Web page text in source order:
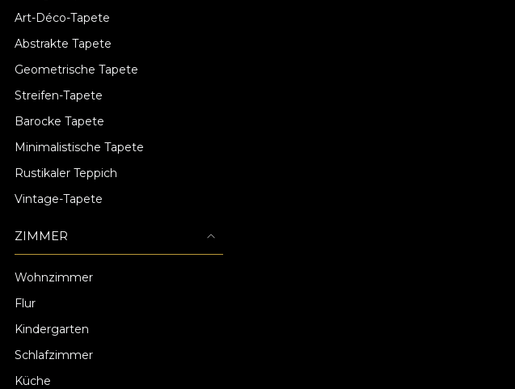
Art-Déco-Tapete
Abstrakte Tapete
Geometrische Tapete
Streifen-Tapete
Barocke Tapete
Minimalistische Tapete
Rustikaler Teppich
Vintage-Tapete
ZIMMER
Wohnzimmer
Flur
Kindergarten
Schlafzimmer
Küche